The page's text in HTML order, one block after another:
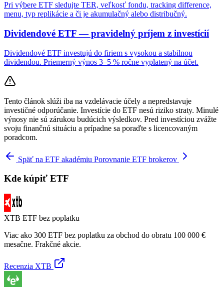
Pri výbere ETF sledujte TER, veľkosť fondu, tracking difference,
menu, typ replikácie a či je akumulačný alebo distribučný.
Dividendové ETF — pravidelný príjem z investícií
Dividendové ETF investujú do firiem s vysokou a stabilnou
dividendou. Priemerný výnos 3–5 % ročne vyplatený na účet.
Tento článok slúži iba na vzdelávacie účely a nepredstavuje
investičné odporúčanie. Investície do ETF nesú riziko straty. Minulé
výnosy nie sú zárukou budúcich výsledkov. Pred investíciou zvážte
svoju finančnú situáciu a prípadne sa poraďte s licencovaným
poradcom.
Späť na ETF akadémiu Porovnanie ETF brokerov
Kde kúpiť ETF
XTB ETF bez poplatku
Viac ako 300 ETF bez poplatku za obchod do obratu 100 000 €
mesačne. Frakčné akcie.
Recenzia XTB